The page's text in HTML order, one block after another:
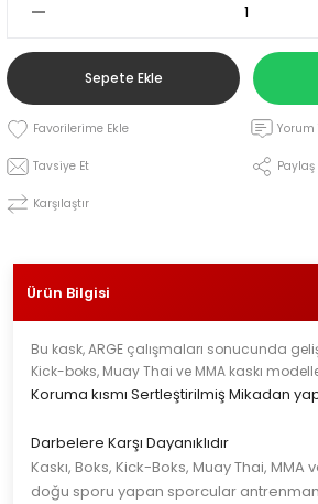
Sepete Ekle
Yorum
Tavsiye Et Paylaş
Karşılaştır
Ürün Bilgisi
Bu kask, ARGE çalışmaları sonucunda
Kick-boks, Muay Thai ve MMA kaskı
Koruma kısmı Sertleştirilmiş Mikadan
Darbelere Karşı Dayanıklıdır
Kaskı, Boks, Kick-Boks, Muay Thai,
doğu sporu yapan sporcular